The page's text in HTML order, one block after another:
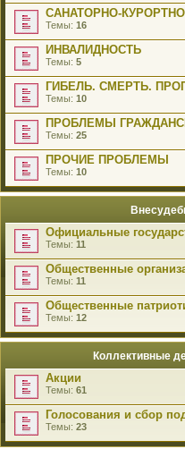
САНАТОРНО-
Темы: 16
ИНВАЛИДНОСТЬ
Темы: 5
ГИБЕЛЬ. СМЕРТЬ.
Темы: 10
ПРОБЛЕМЫ
Темы: 25
ПРОЧИЕ ПРОБЛЕМЫ
Темы: 10
Официальные
Темы: 11
Общественные
Темы: 11
Общественные
Темы: 12
Коллективные
Акции
Темы: 61
Голосования и сбор
Темы: 23